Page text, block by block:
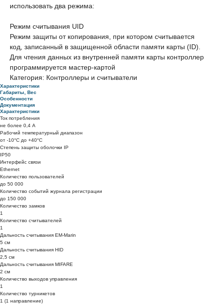
использовать два режима:
Режим считывания UID
Режим защиты от копирования, при котором считывается
код, записанный в защищенной области памяти карты (ID).
Для чтения данных из внутренней памяти карты контроллер
программируется мастер-картой
Категория: Контроллеры и считыватели
Характеристики
Габариты, Вес
Особенности
Документация
Характеристики
Ток потребления
не более 0,4 A
Рабочий температурный диапазон
от -10°C до +40°C
Степень защиты оболочки IP
IP50
Интерфейс связи
Ethernet
Количество пользователей
до 50 000
Количество событий журнала регистрации
до 150 000
Количество замков
1
Количество считывателей
1
Дальность считывания EM-Marin
5 см
Дальность считывания HID
2,5 см
Дальность считывания MIFARE
2 см
Количество выходов управления
1
Количество турникетов
1 (1 направление)